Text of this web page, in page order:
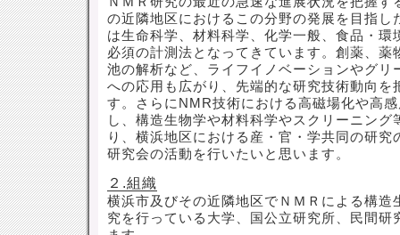
の近隣地区におけるこの分野の発展を目指し
は生命科学、材料科学、化学一般、食品・環
必須の計測法となってきています。創薬、薬
池の解析など、ライフイノベーションやグリ
への応用も広がり、先端的な研究技術動向を
す。さらにNMR技術における高磁場化や高
し、構造生物学や材料科学やスクリーニング
り、横浜地区における産・官・学共同の研究
研究会の活動を行いたいと思います。
２.組織
横浜市及びその近隣地区でＮＭＲによる構造
究を行っている大学、国公立研究所、民間研